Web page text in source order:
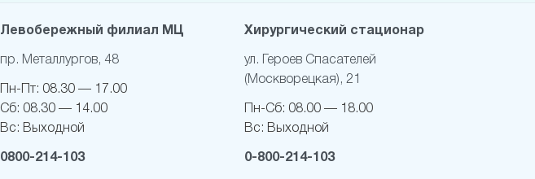
Левобережный филиал МЦ
пр. Металлургов, 48
Пн-Пт: 08.30 — 17.00
Сб: 08.30 — 14.00
Вс: Выходной
0800-214-103
Хирургический стационар
ул. Героев Спасателей
(Москворецкая), 21
Пн-Cб: 08.00 — 18.00
Вс: Выходной
0-800-214-103